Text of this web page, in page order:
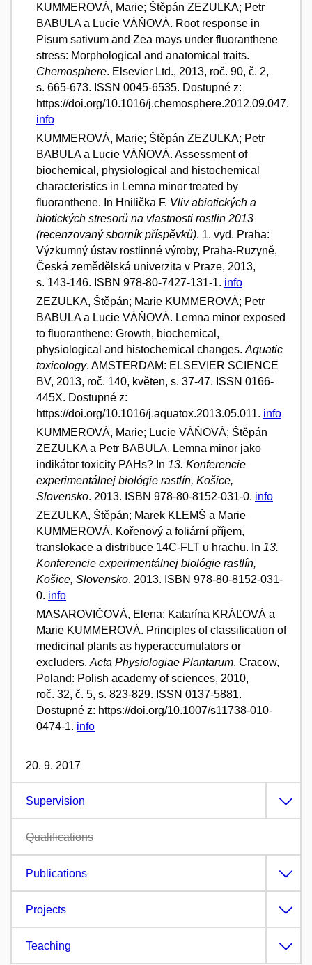
KUMMEROVÁ, Marie; Štěpán ZEZULKA; Petr
BABULA a Lucie VÁŇOVÁ. Root response in
Pisum sativum and Zea mays under fluoranthene
stress: Morphological and anatomical traits.
Chemosphere. Elsevier Ltd., 2013, roč. 90, č. 2,
s. 665-673. ISSN 0045-6535. Dostupné z:
https://doi.org/10.1016/j.chemosphere.2012.09.047.
info
KUMMEROVÁ, Marie; Štěpán ZEZULKA; Petr
BABULA a Lucie VÁŇOVÁ. Assessment of
biochemical, physiological and histochemical
characteristics in Lemna minor treated by
fluoranthene. In Hnilička F. Vliv abiotických a
biotických stresorů na vlastnosti rostlin 2013
(recenzovaný sborník příspěvků). 1. vyd. Praha:
Výzkumný ústav rostlinné výroby, Praha-Ruzyně,
Česká zemědělská univerzita v Praze, 2013,
s. 143-146. ISBN 978-80-7427-131-1. info
ZEZULKA, Štěpán; Marie KUMMEROVÁ; Petr
BABULA a Lucie VÁŇOVÁ. Lemna minor exposed
to fluoranthene: Growth, biochemical,
physiological and histochemical changes. Aquatic
toxicology. AMSTERDAM: ELSEVIER SCIENCE
BV, 2013, roč. 140, květen, s. 37-47. ISSN 0166-
445X. Dostupné z:
https://doi.org/10.1016/j.aquatox.2013.05.011. info
KUMMEROVÁ, Marie; Lucie VÁŇOVÁ; Štěpán
ZEZULKA a Petr BABULA. Lemna minor jako
indikátor toxicity PAHs? In 13. Konferencie
experimentálnej biológie rastlín, Košice,
Slovensko. 2013. ISBN 978-80-8152-031-0. info
ZEZULKA, Štěpán; Marek KLEMŠ a Marie
KUMMEROVÁ. Kořenový a foliární příjem,
translokace a distribuce 14C-FLT u hrachu. In 13.
Konferencie experimentálnej biológie rastlín,
Košice, Slovensko. 2013. ISBN 978-80-8152-031-
0. info
MASAROVIČOVÁ, Elena; Katarína KRÁĽOVÁ a
Marie KUMMEROVÁ. Principles of classification of
medicinal plants as hyperaccumulators or
excluders. Acta Physiologiae Plantarum. Cracow,
Poland: Polish academy of sciences, 2010,
roč. 32, č. 5, s. 823-829. ISSN 0137-5881.
Dostupné z: https://doi.org/10.1007/s11738-010-
0474-1. info
20. 9. 2017
Supervision
Qualifications
Publications
Projects
Teaching